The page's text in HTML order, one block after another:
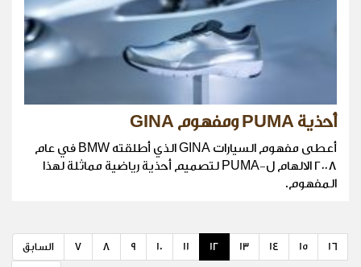
أحذية PUMA ومفهوم GINA
أعطى مفهوم السيارات GINA الذي أطلقته BMW في عام
٢٠٠٨ الالهام ل-PUMA لتصميم أحذية رياضية مماثلة لهذا
المفهوم.
السابق 7 8 9 10 11 12 13 14 15 16